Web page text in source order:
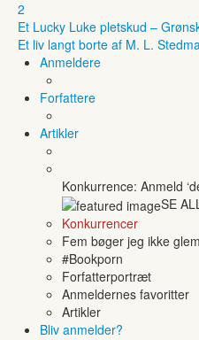
2
Et Lucky Luke pletskud –
Et liv langt borte af M. L.
Anmeldere
Forfattere
Artikler
Konkurrence: Anmeld
SE
Konkurrencer
Fem bøger jeg ikke
#Bookporn
Forfatterportræt
Anmeldernes favoritter
Artikler
Bliv anmelder?